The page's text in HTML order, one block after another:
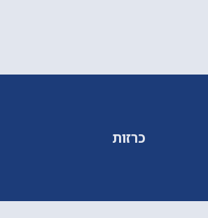
כרזות